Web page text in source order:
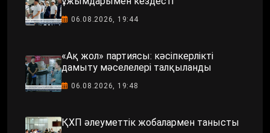
06.08.2026, 19:44
«Ақ жол» партиясы: кәсіпкерлікті
дамыту мәселелері талқыланды
06.08.2026, 19:48
ҚХП әлеуметтік жобалармен танысты